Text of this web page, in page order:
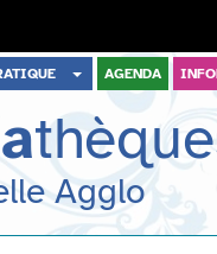
AGENDA
Agglo